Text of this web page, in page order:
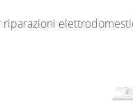
riparazioni